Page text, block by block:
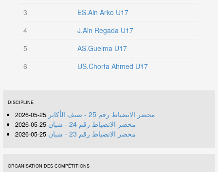
3
ES.Ain Arko U17
4
J.Ain Regada U17
5
AS.Guelma U17
6
US.Chorfa Ahmed U17
DISCIPLINE
محضر الانضباط رقم 25 - صنف الأكابر 25-05-2026
محضر الانضباط رقم 24 - شبان 25-05-2026
محضر الانضباط رقم 23 - شبان 25-05-2026
ORGANISATION DES COMPÉTITIONS